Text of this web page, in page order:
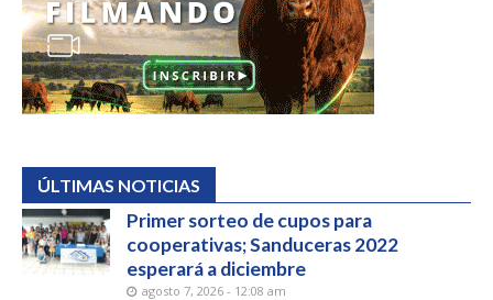
ÚLTIMAS NOTICIAS
Primer sorteo de cupos para
cooperativas; Sanduceras 2022
esperará a diciembre
agosto 7, 2026 - 12:08 am